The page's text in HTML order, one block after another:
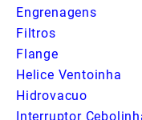
Engrenagens
Filtros
Flange
Helice Ventoinha
Hidrovacuo
Interruptor